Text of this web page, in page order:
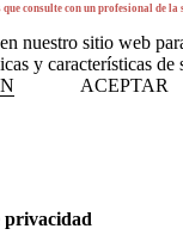
consulte con un profesional de la
nuestro sitio web
y características
ACEPTAR
privacidad